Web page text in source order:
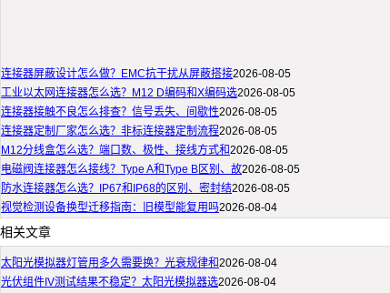
连接器屏蔽设计怎么做？EMC抗干扰从屏蔽搭接2026-08-05
工业以太网连接器怎么选？M12 D编码和X编码选2026-08-05
连接器接触不良怎么排查？信号丢失、间歇性2026-08-05
连接器定制厂家怎么选？非标连接器定制流程2026-08-05
M12分线盒怎么选？端口数、极性、接线方式和2026-08-05
电磁阀连接器怎么接线？Type A和Type B区别、故2026-08-05
防水连接器怎么选？IP67和IP68的区别、密封结2026-08-05
视觉检测设备换型迁移指南：旧模型能复用吗2026-08-04
相关文章
太阳光模拟器灯管用多久需要换？光衰规律和2026-08-04
光伏组件IV测试结果不稳定？太阳光模拟器选2026-08-04